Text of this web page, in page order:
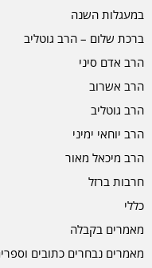
במעגלות השנה
ברכת שלום – הרב גוטליב
הרב אדם סיני
הרב אשרוב
הרב גוטליב
הרב יוחאי ימיני
הרב מיכאל מאור
חרבות ברזל
כללי
מאמרים בקבלה
מאמרים נבחרים כתובים